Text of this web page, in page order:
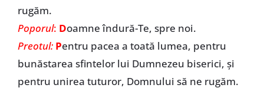
rugăm.
Poporul: Doamne îndură-Te, spre noi.
Preotul: Pentru pacea a toată lumea, pentru
bunăstarea sfintelor lui Dumnezeu biserici, și
pentru unirea tuturor, Domnului să ne rugăm.